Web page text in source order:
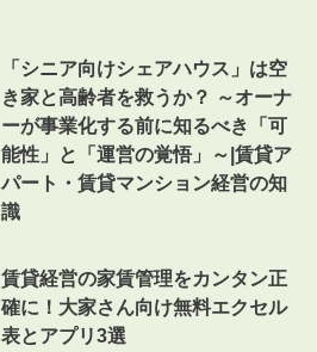
「シニア向けシェアハウス」は空
き家と高齢者を救うか？ ～オーナ
ーが事業化する前に知るべき「可
能性」と「運営の覚悟」～|賃貸ア
パート・賃貸マンション経営の知
識
賃貸経営の家賃管理をカンタン正
確に！大家さん向け無料エクセル
表とアプリ3選